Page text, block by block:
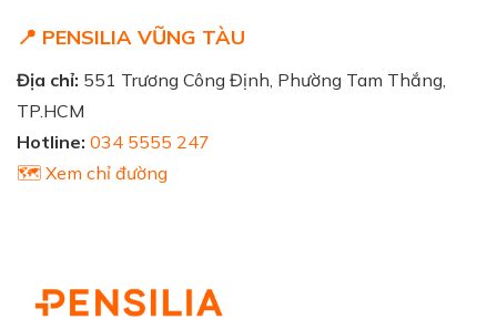
📍 PENSILIA VŨNG TÀU
Địa chỉ: 551 Trương Công Định, Phường Tam Thắng,
TP.HCM
Hotline: 034 5555 247
🗺️ Xem chỉ đường